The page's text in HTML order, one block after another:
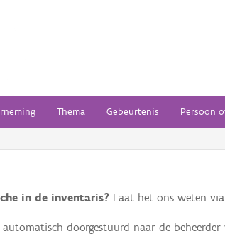
Thema Gebeurtenis Persoon
in de inventaris? Laat het ons weten
doorgestuurd naar de